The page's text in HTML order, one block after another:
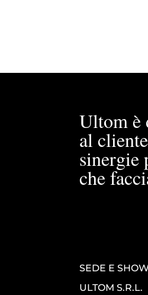
Ultom è
al
sinergie
che
SEDE E
ULTOM S.R.L.